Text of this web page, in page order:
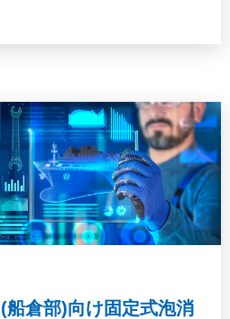
した。
船倉部)向け固定式泡消